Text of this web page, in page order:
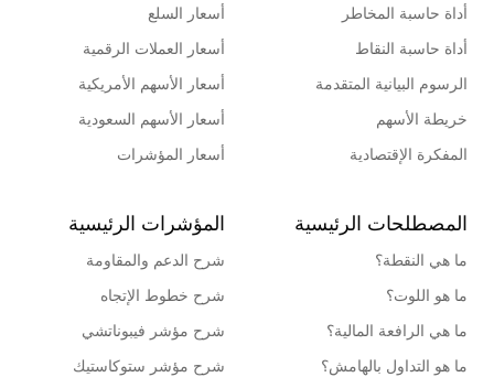
أداة حاسبة المخاطر
أداة حاسبة النقاط
الرسوم البيانية المتقدمة
خريطة الأسهم
المفكرة الإقتصادية
أسعار السلع
أسعار العملات الرقمية
أسعار الأسهم الأمريكية
أسعار الأسهم السعودية
أسعار المؤشرات
المصطلحات الرئيسية
ما هي النقطة؟
ما هو اللوت؟
ما هي الرافعة المالية؟
ما هو التداول بالهامش؟
المؤشرات الرئيسية
شرح الدعم والمقاومة
شرح خطوط الإتجاه
شرح مؤشر فيبوناتشي
شرح مؤشر ستوكاستيك